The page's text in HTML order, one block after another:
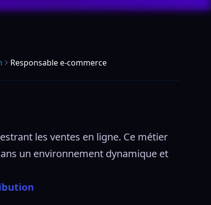
Responsable e-commerce
les ventes en ligne. Ce métier
un environnement dynamique et